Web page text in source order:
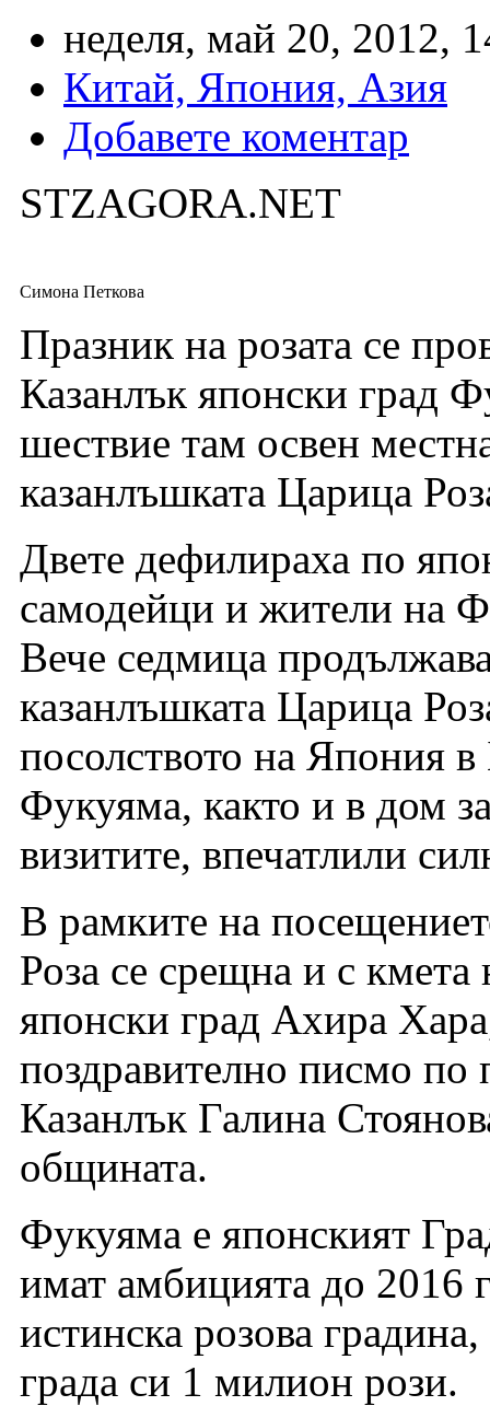
неделя, май 20, 2012,
Китай, Япония, Азия
Добавете коментар
STZAGORA.NET
Симона Петкова
Празник на розата се
Казанлък японски град
шествие там освен
казанлъшката Царица
Двете дефилираха по
самодейци и жители на
Вече седмица
казанлъшката Царица
посолството на Япония
Фукуяма, както и в дом
визитите, впечатлили
В рамките на
Роза се срещна и с
японски град Ахира
поздравително писмо по
Казанлък Галина
общината.
Фукуяма е японският
имат амбицията до 2016
истинска розова
града си 1 милион рози.